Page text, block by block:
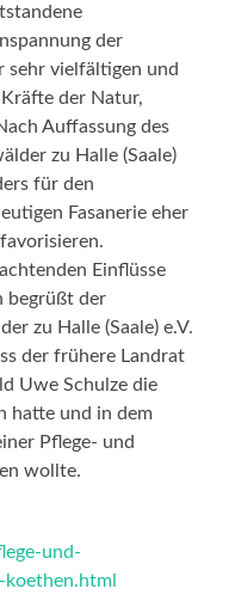
der
sehr vielfältigen und
der Natur,
Auffassung des
zu Halle (Saale)
für den
Fasanerie eher
Einflüsse
begrüßt der
zu Halle (Saale) e.V.
der frühere Landrat
Uwe Schulze die
hatte und in dem
Pflege- und
wollte.
und-
koethen.html